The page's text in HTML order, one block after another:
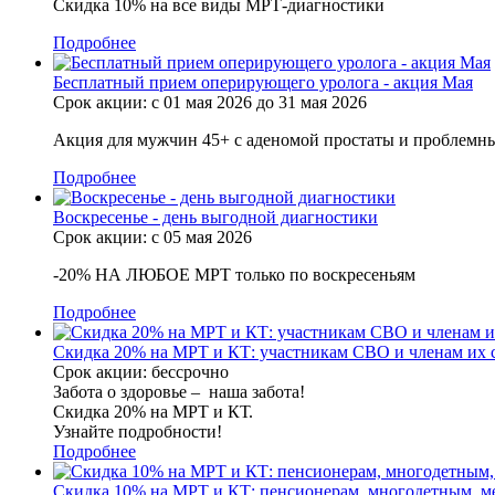
Скидка 10% на все виды МРТ-диагностики
Подробнее
Бесплатный прием оперирующего уролога - акция Мая
Срок акции: с 01 мая 2026 до 31 мая 2026
Акция для мужчин 45+ с аденомой простаты и
Подробнее
Воскресенье - день выгодной диагностики
Срок акции: с 05 мая 2026
-20% НА ЛЮБОЕ МРТ только по воскресеньям
Подробнее
Скидка 20% на МРТ и КТ: участникам СВО и членам их
Срок акции: бессрочно
Забота о здоровье – наша забота!
Скидка 20% на МРТ и КТ.
Узнайте подробности!
Подробнее
Скидка 10% на МРТ и КТ: пенсионерам, многодетным,